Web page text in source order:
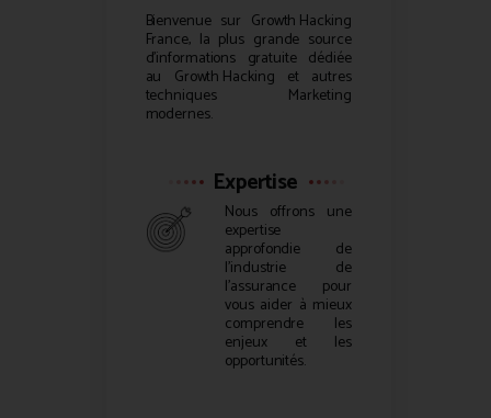
Bienvenue sur Growth Hacking
France, la plus grande source
d’informations gratuite dédiée
au Growth Hacking et autres
techniques Marketing
modernes.
Expertise
Nous offrons une
expertise
approfondie de
l’industrie de
l’assurance pour
vous aider à mieux
comprendre les
enjeux et les
opportunités.